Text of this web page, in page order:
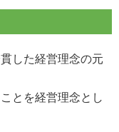
した経営理念の元
とを経営理念とし